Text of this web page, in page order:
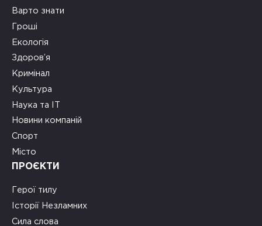
Варто знати
Гроші
Екологія
Здоров’я
Кримінал
Культура
Наука та ІТ
Новини компаній
Спорт
Місто
ПРОЄКТИ
Герої тилу
Історії Незламних
Сила слова